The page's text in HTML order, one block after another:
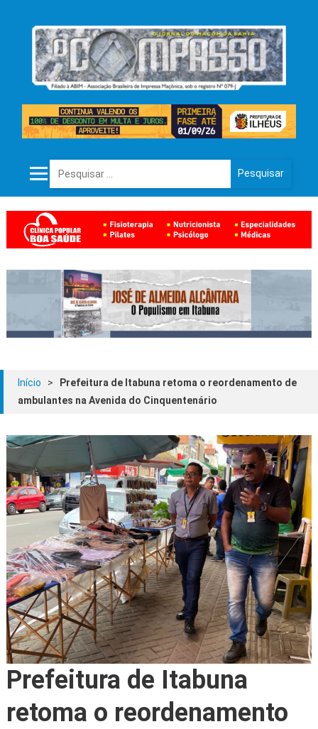
Pesquisar por:
Início >
Prefeitura de Itabuna retoma o reordenamento de
ambulantes na Avenida do Cinquentenário
Prefeitura de Itabuna
retoma o reordenamento